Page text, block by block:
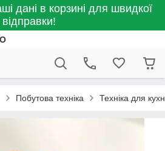
дані в корзині для швидкої
відправки!
Побутова техніка Техніка для